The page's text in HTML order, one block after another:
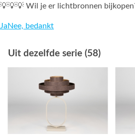
💡💡💡 Wil je er lichtbronnen
JaNee, bedankt
Uit dezelfde serie (58)